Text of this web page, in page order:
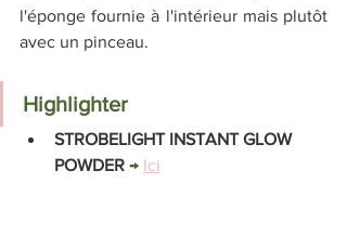
l'éponge fournie à l'intérieur mais plutôt
avec un pinceau.
Highlighter
STROBELIGHT INSTANT GLOW
POWDER → Ici